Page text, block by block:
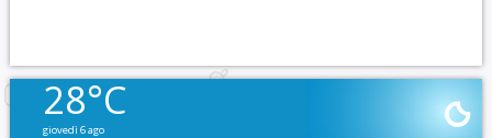
28°C
giovedì 6 ago